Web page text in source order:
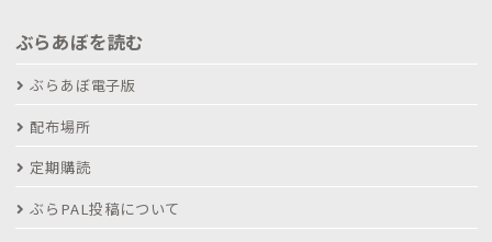
ぶらあぼを読む
ぶらあぼ電子版
配布場所
定期購読
ぶらPAL投稿について